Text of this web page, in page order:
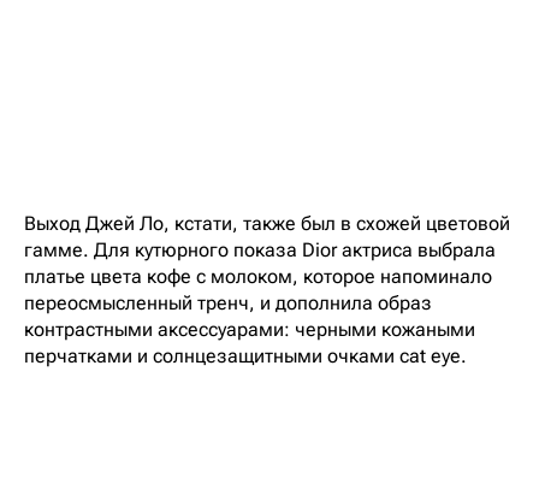
Выход Джей Ло, кстати, также был в схожей цветовой
гамме. Для кутюрного показа Dior актриса выбрала
платье цвета кофе с молоком, которое напоминало
переосмысленный тренч, и дополнила образ
контрастными аксессуарами: черными кожаными
перчатками и солнцезащитными очками cat eye.